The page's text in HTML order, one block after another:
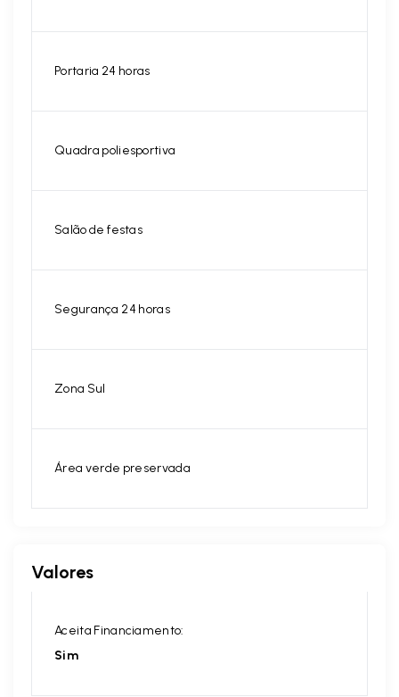
Portaria 24 horas
Quadra poliesportiva
Salão de festas
Segurança 24 horas
Zona Sul
Área verde preservada
Valores
Aceita Financiamento:
Sim